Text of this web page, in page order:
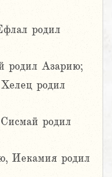
родил
родил Азарию;
родил
родил
Иекамия родил